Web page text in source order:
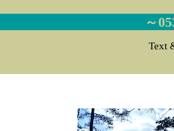
～
Text